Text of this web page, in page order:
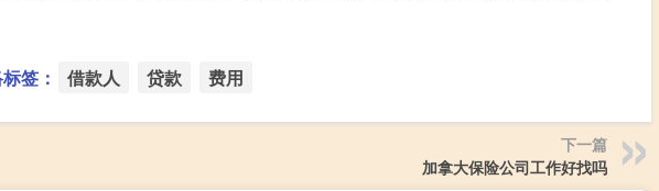
签： 借款人 贷款 费用
下一篇
加拿大保险公司工作好找吗